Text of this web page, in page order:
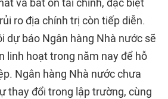
và bất ổn tài chính, đặc biệt
ro địa chính trị còn tiếp diễn.
dự báo Ngân hàng Nhà nước sẽ
linh hoạt trong năm nay để hỗ
Ngân hàng Nhà nước chưa
thay đổi trong lập trường, cùng